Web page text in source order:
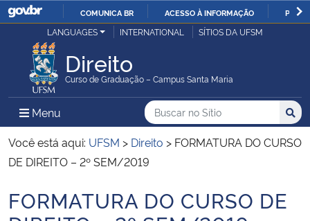
IR
COMUNICA BR ACESSO À INFORMAÇÃO
Ministério da Justiça e Segurança Pública
Ministério da Defesa
Ministério das Relações Exteriores
Ministério da Infraestrutura
LANGUAGES INTERNATIONAL SÍTIOS DA UFSM
Direito
Curso de Graduação – Campus Santa Maria
Menu Menu Principal do Sítio
Busca
Buscar no no Sítio
Busca:
Você está aqui: UFSM > Direito > FORMATURA DO CURSO
DE DIREITO – 2º SEM/2019
Início do conteúdo
FORMATURA DO CURSO DE